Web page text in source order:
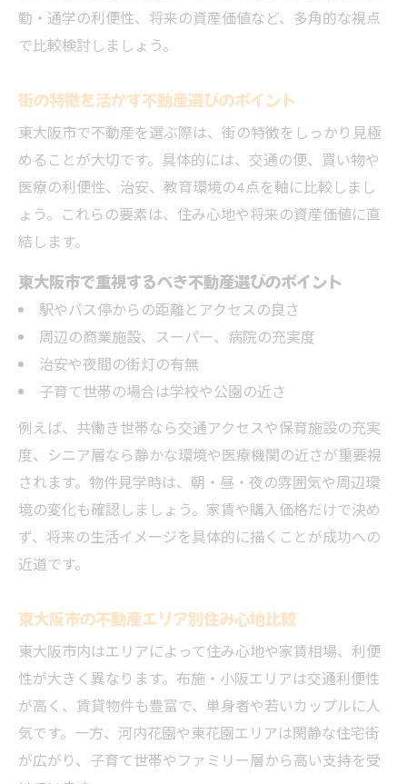
勤・通学の利便性、将来の資産価値など、多角的な視点
で比較検討しましょう。
街の特徴を活かす不動産選びのポイント
東大阪市で不動産を選ぶ際は、街の特徴をしっかり見極
めることが大切です。具体的には、交通の便、買い物や
医療の利便性、治安、教育環境の4点を軸に比較しまし
ょう。これらの要素は、住み心地や将来の資産価値に直
結します。
東大阪市で重視するべき不動産選びのポイント
駅やバス停からの距離とアクセスの良さ
周辺の商業施設、スーパー、病院の充実度
治安や夜間の街灯の有無
子育て世帯の場合は学校や公園の近さ
例えば、共働き世帯なら交通アクセスや保育施設の充実
度、シニア層なら静かな環境や医療機関の近さが重要視
されます。物件見学時は、朝・昼・夜の雰囲気や周辺環
境の変化も確認しましょう。家賃や購入価格だけで決め
ず、将来の生活イメージを具体的に描くことが成功への
近道です。
東大阪市の不動産エリア別住み心地比較
東大阪市内はエリアによって住み心地や家賃相場、利便
性が大きく異なります。布施・小阪エリアは交通利便性
が高く、賃貸物件も豊富で、単身者や若いカップルに人
気です。一方、河内花園や東花園エリアは閑静な住宅街
が広がり、子育て世帯やファミリー層から高い支持を受